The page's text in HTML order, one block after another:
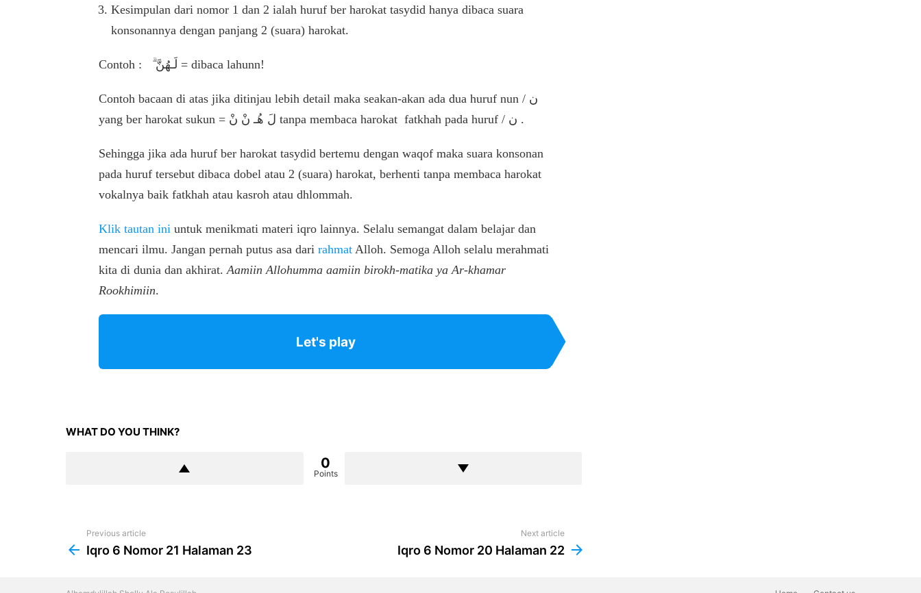
Kesimpulan dari nomor 1 dan 2 ialah huruf ber harokat tasydid hanya dibaca suara
konsonannya dengan panjang 2 (suara) harokat.
Contoh : ۗ لَـهُنَّ = dibaca lahunn!
Contoh bacaan di atas jika ditinjau lebih detail maka seakan-akan ada dua huruf nun / ن
yang ber harokat sukun = لَ هُـ نْ نْ tanpa membaca harokat fatkhah pada huruf / ن .
Sehingga jika ada huruf ber harokat tasydid bertemu dengan waqof maka suara konsonan
pada huruf tersebut dibaca dobel atau 2 (suara) harokat, berhenti tanpa membaca harokat
vokalnya baik fatkhah atau kasroh atau dhlommah.
Klik tautan ini untuk menikmati materi iqro lainnya. Selalu semangat dalam belajar dan
mencari ilmu. Jangan pernah putus asa dari rahmat Alloh. Semoga Alloh selalu merahmati
kita di dunia dan akhirat.Aamiin Allohumma aamiin birokh-matika ya Ar-khamar
Rookhimiin.
Let's play
WHAT DO YOU THINK?
0
Points
more
Previous article
Iqro 6 Nomor 21 Halaman 23
Next article
Iqro 6 Nomor 20 Halaman 22